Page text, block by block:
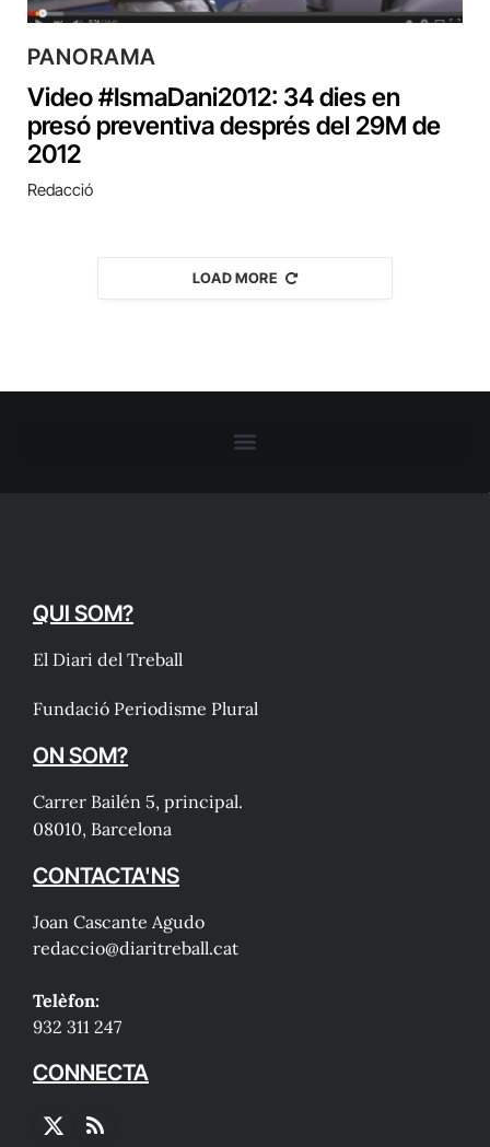
PANORAMA
Video #IsmaDani2012: 34 dies en
presó preventiva després del 29M de
2012
Redacció
LOAD MORE
QUI SOM?
El Diari del Treball
Fundació Periodisme Plural
ON SOM?
Carrer Bailén 5, principal.
08010, Barcelona
CONTACTA'NS
Joan Cascante Agudo
redaccio@diaritreball.cat
Telèfon:
932 311 247
CONNECTA
X
RSS